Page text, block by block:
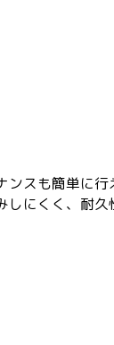
スも簡単に行
にくく、耐久